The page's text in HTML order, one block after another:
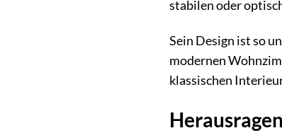
stabilen oder
Sein Design ist so
modernen
klassischen